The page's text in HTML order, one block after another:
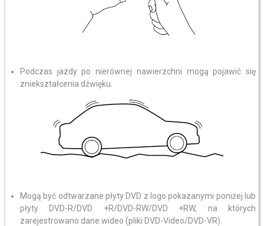
Podczas jazdy po nierównej nawierzchni mogą pojawić się
zniekształcenia dźwięku.
Mogą być odtwarzane płyty DVD z logo pokazanymi poniżej lub
płyty DVD-R/DVD +R/DVD-RW/DVD +RW, na których
zarejestrowano dane wideo (pliki DVD-Video/DVD-VR).